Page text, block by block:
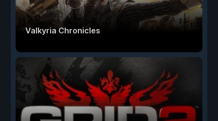
Valkyria Chronicles